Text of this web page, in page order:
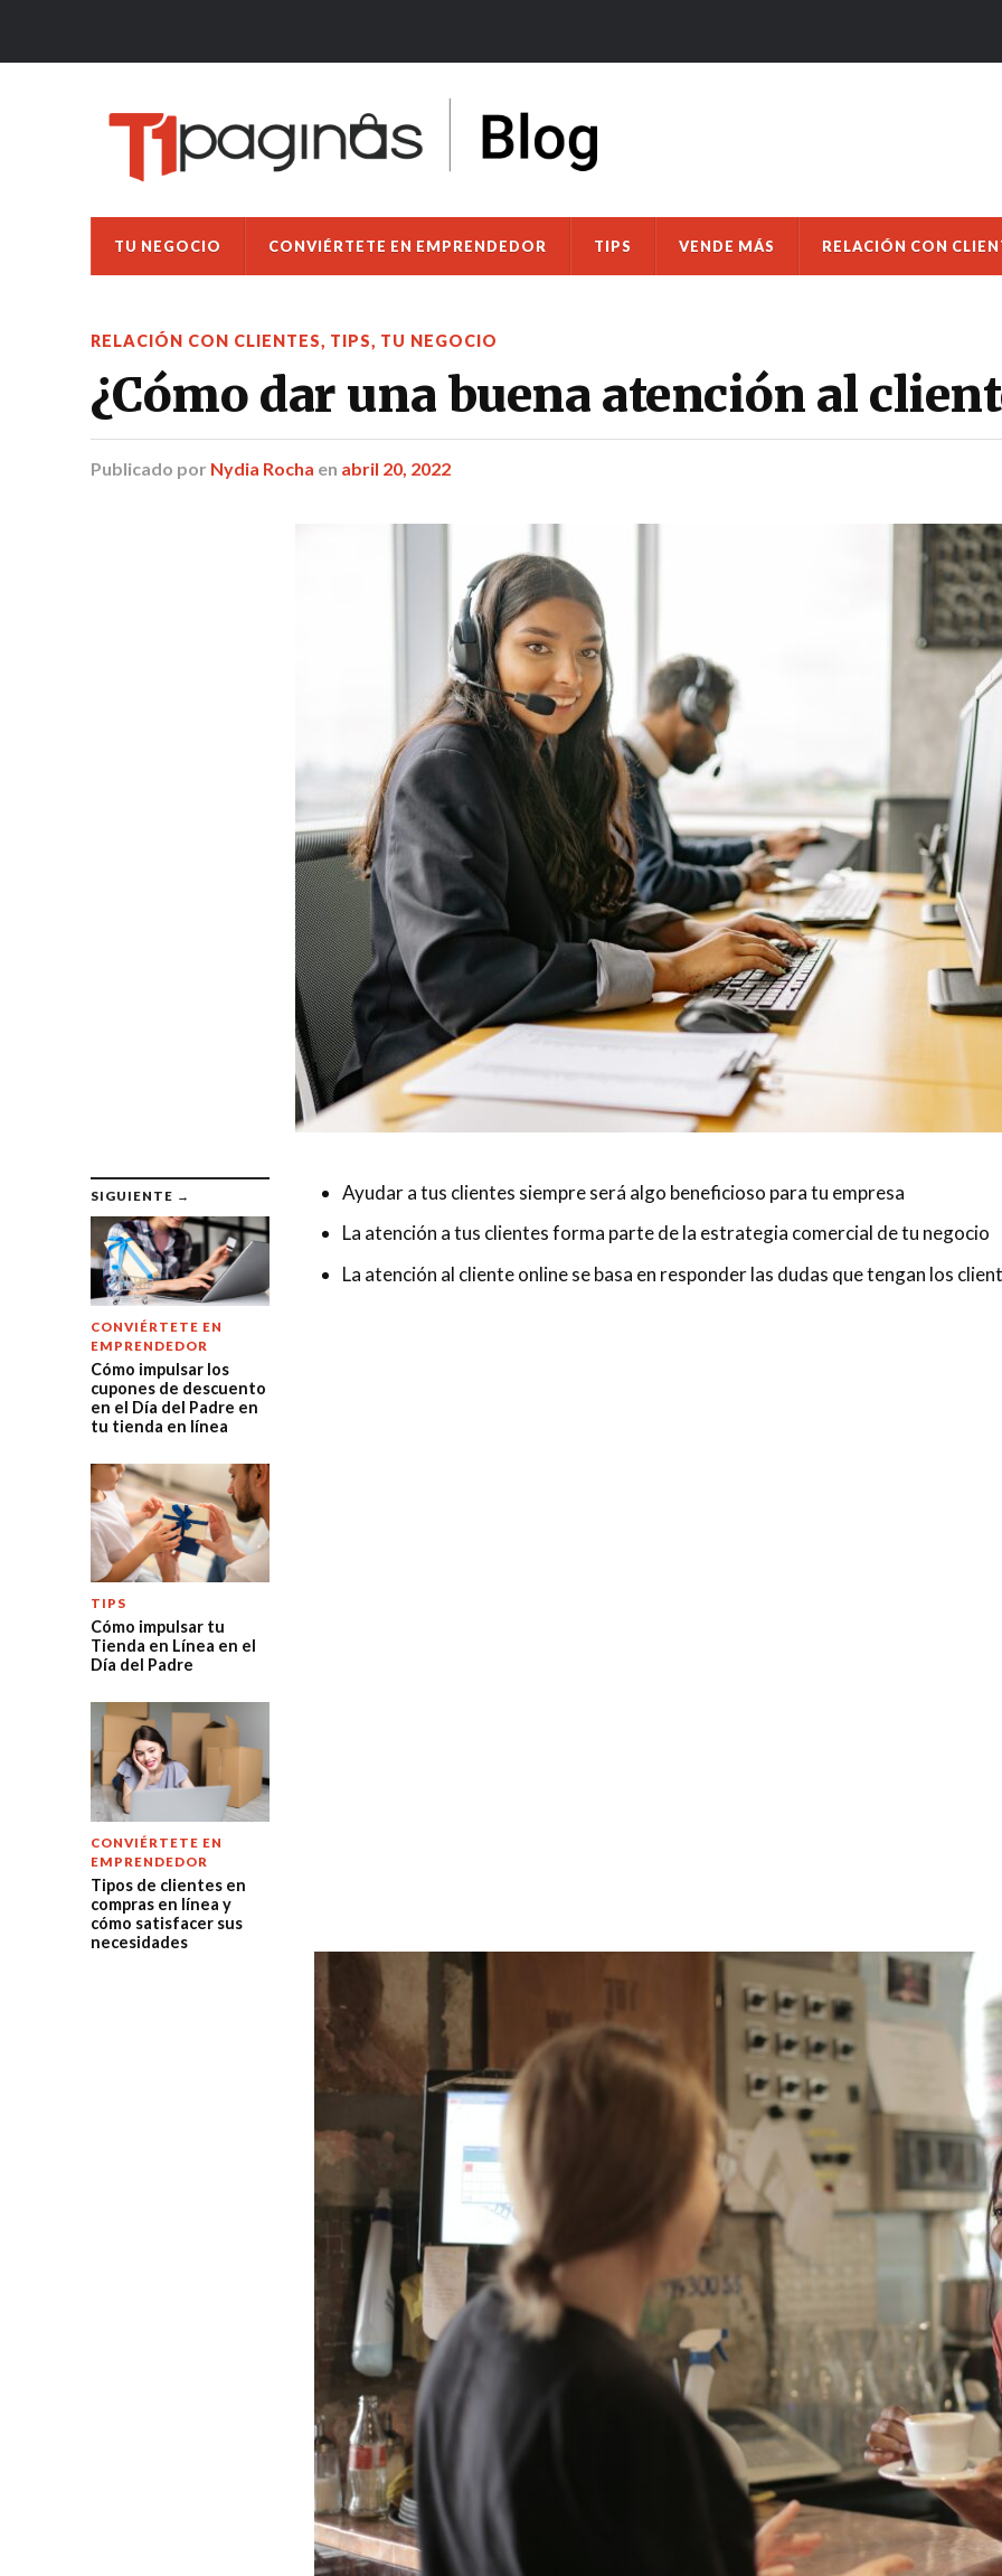
TU NEGOCIO CONVIÉRTETE EN EMPRENDEDOR TIPS VENDE MÁS RELACIÓN CON
RELACIÓN CON CLIENTES, TIPS, TU NEGOCIO
¿Cómo dar una buena atención al
Publicado por Nydia Rocha en abril 20, 2022
SIGUIENTE →
CONVIÉRTETE EN
EMPRENDEDOR
Cómo impulsar los
cupones de descuento
en el Día del Padre en
tu tienda en línea
TIPS
Cómo impulsar tu
Tienda en Línea en el
Día del Padre
CONVIÉRTETE EN
EMPRENDEDOR
Tipos de clientes en
compras en línea y
cómo satisfacer sus
necesidades
Ayudar a tus clientes siempre será algo beneficioso para tu empresa
La atención a tus clientes forma parte de la estrategia comercial de tu negocio
La atención al cliente online se basa en responder las dudas que tengan los